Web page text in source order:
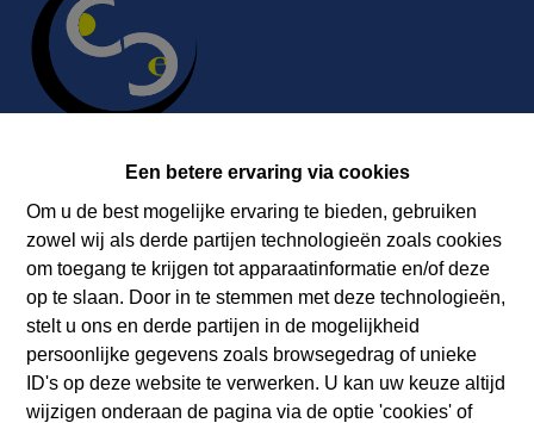
Een betere ervaring via cookies
Om u de best mogelijke ervaring te bieden, gebruiken
zowel wij als derde partijen technologieën zoals cookies
om toegang te krijgen tot apparaatinformatie en/of deze
op te slaan. Door in te stemmen met deze technologieën,
stelt u ons en derde partijen in de mogelijkheid
persoonlijke gegevens zoals browsegedrag of unieke
ID's op deze website te verwerken. U kan uw keuze altijd
wijzigen onderaan de pagina via de optie 'cookies' of
Contact
Immobilière Cosse
Rue Jean de Bohême 5
ARDENNES 6940 DURBUY
Tel.: +32 86 218080
E-mail:info@cosseimmo.be